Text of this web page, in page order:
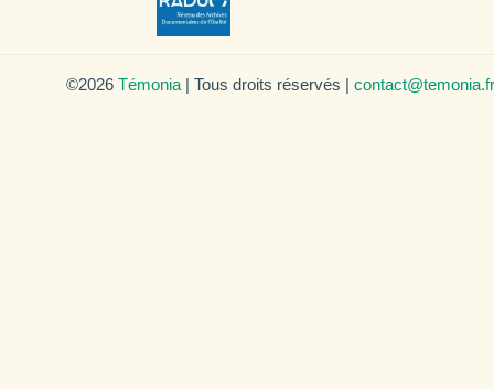
©2026 Témonia | Tous droits réservés | contact@temonia.fr